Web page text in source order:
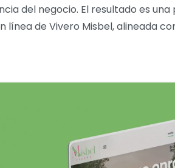
del negocio. El resultado es
de Vivero Misbel, alineada